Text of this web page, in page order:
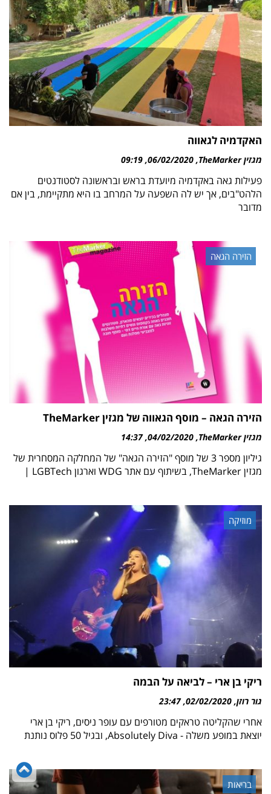
האקדמיה לגאווה
מגזין TheMarker 06/02/2020
09:19
פעילות גאה באקדמיה מיועדת בראש ובראשונה לסטודנטים
הלהט"בים, אך יש לה השפעה על המרחב בו היא מתקיימת, בין אם
מדובר
הזירה הגאה
הזירה הגאה – מוסף הגאווה של מגזין TheMarker
מגזין TheMarker 04/02/2020
14:37
גיליון מספר 3 של מוסף "הזירה הגאה" של המחלקה המסחרית של
מגזין TheMarker, בשיתוף עם אתר WDG וארגון LGBTech |
מוזיקה
ריקי בן ארי – לביאה על הבמה
גור רוזן 02/02/2020
23:47
אחרי שהקליטה טראקים מטורפים עם עופר ניסים, ריקי בן ארי
יוצאת במופע משלה - Absolutely Diva, ובגיל 50 פלוס נותנת
בריאות